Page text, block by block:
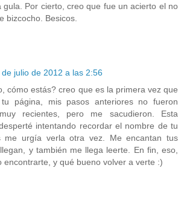
gula. Por cierto, creo que fue un acierto el no
bizcocho. Besicos.
de julio de 2012 a las 2:56
cómo estás? creo que es la primera vez que
página, mis pasos anteriores no fueron
recientes, pero me sacudieron. Esta
intentando recordar el nombre de tu
me urgía verla otra vez. Me encantan tus
y también me llega leerte. En fin, eso,
encontrarte, y qué bueno volver a verte :)